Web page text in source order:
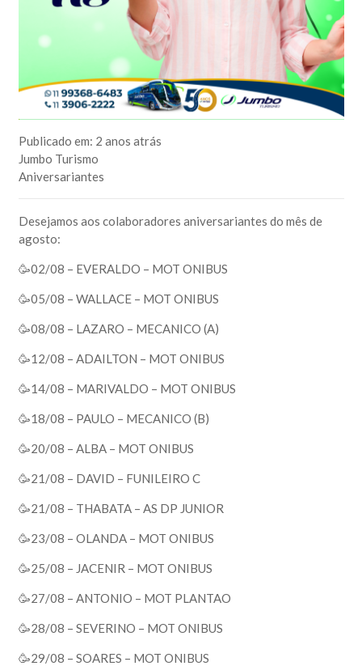
Publicado em: 2 anos atrás
Jumbo Turismo
Aniversariantes
Desejamos aos colaboradores aniversariantes do mês de
agosto:
🥳02/08 – EVERALDO – MOT ONIBUS
🥳05/08 – WALLACE – MOT ONIBUS
🥳08/08 – LAZARO – MECANICO (A)
🥳12/08 – ADAILTON – MOT ONIBUS
🥳14/08 – MARIVALDO – MOT ONIBUS
🥳18/08 – PAULO – MECANICO (B)
🥳20/08 – ALBA – MOT ONIBUS
🥳21/08 – DAVID – FUNILEIRO C
🥳21/08 – THABATA – AS DP JUNIOR
🥳23/08 – OLANDA – MOT ONIBUS
🥳25/08 – JACENIR – MOT ONIBUS
🥳27/08 – ANTONIO – MOT PLANTAO
🥳28/08 – SEVERINO – MOT ONIBUS
🥳29/08 – SOARES – MOT ONIBUS